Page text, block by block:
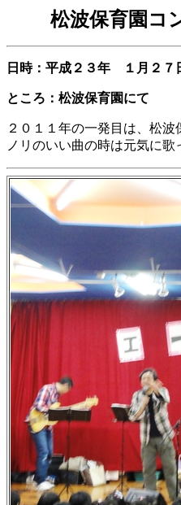
松波保育園コ
日時：平成２３年 １月２７
ところ：松波保育園にて
２０１１年の一発目は、松
ノリのいい曲の時は元気に